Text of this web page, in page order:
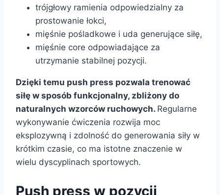
trójgłowy ramienia odpowiedzialny za
prostowanie łokci,
mięśnie pośladkowe i uda generujące siłę,
mięśnie core odpowiadające za
utrzymanie stabilnej pozycji.
Dzięki temu push press pozwala trenować
siłę w sposób funkcjonalny, zbliżony do
naturalnych wzorców ruchowych. Regularne
wykonywanie ćwiczenia rozwija moc
eksplozywną i zdolność do generowania siły w
krótkim czasie, co ma istotne znaczenie w
wielu dyscyplinach sportowych.
Push press w pozycji